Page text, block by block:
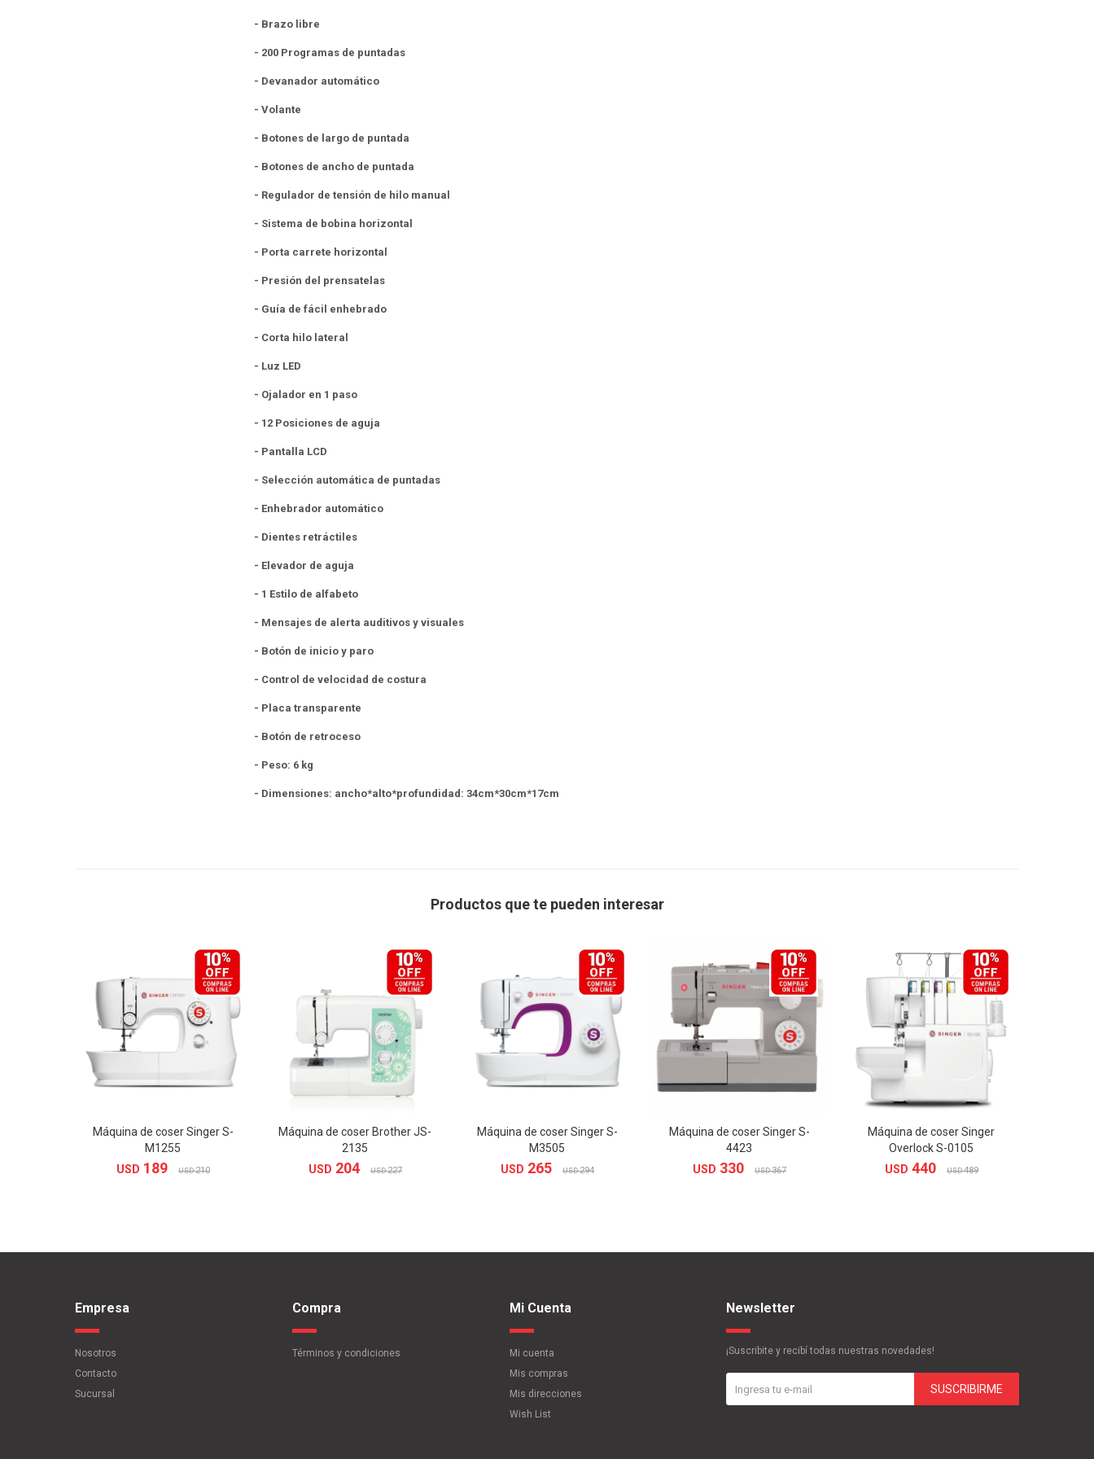
- Brazo libre
- 200 Programas de puntadas
- Devanador automático
- Volante
- Botones de largo de puntada
- Botones de ancho de puntada
- Regulador de tensión de hilo manual
- Sistema de bobina horizontal
- Porta carrete horizontal
- Presión del prensatelas
- Guía de fácil enhebrado
- Corta hilo lateral
- Luz LED
- Ojalador en 1 paso
- 12 Posiciones de aguja
- Pantalla LCD
- Selección automática de puntadas
- Enhebrador automático
- Dientes retráctiles
- Elevador de aguja
- 1 Estilo de alfabeto
- Mensajes de alerta auditivos y visuales
- Botón de inicio y paro
- Control de velocidad de costura
- Placa transparente
- Botón de retroceso
- Peso: 6 kg
- Dimensiones: ancho*alto*profundidad: 34cm*30cm*17cm
Productos que te pueden interesar
Máquina de coser Singer S-
M1255
USD 189 USD 210
Máquina de coser Brother JS-
2135
USD 204 USD 227
Máquina de coser Singer S-
M3505
USD 265 USD 294
Máquina de coser Singer S-
4423
USD 330 USD 367
Máquina de coser Singer
Overlock S-0105
USD 440 USD 489
Empresa
Nosotros
Contacto
Sucursal
Compra
Términos y condiciones
Mi Cuenta
Mi cuenta
Mis compras
Mis direcciones
Wish List
Newsletter
¡Suscribite y recibí todas nuestras novedades!
SUSCRIBIRME